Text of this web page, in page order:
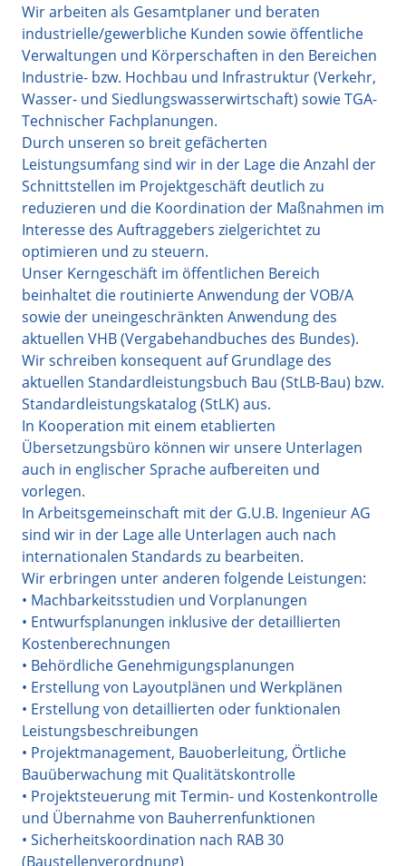
Wir arbeiten als Gesamtplaner und beraten
industrielle/gewerbliche Kunden sowie öffentliche
Verwaltungen und Körperschaften in den Bereichen
Industrie- bzw. Hochbau und Infrastruktur (Verkehr,
Wasser- und Siedlungswasserwirtschaft) sowie TGA-
Technischer Fachplanungen.
Durch unseren so breit gefächerten
Leistungsumfang sind wir in der Lage die Anzahl der
Schnittstellen im Projektgeschäft deutlich zu
reduzieren und die Koordination der Maßnahmen im
Interesse des Auftraggebers zielgerichtet zu
optimieren und zu steuern.
Unser Kerngeschäft im öffentlichen Bereich
beinhaltet die routinierte Anwendung der VOB/A
sowie der uneingeschränkten Anwendung des
aktuellen VHB (Vergabehandbuches des Bundes).
Wir schreiben konsequent auf Grundlage des
aktuellen Standardleistungsbuch Bau (StLB-Bau) bzw.
Standardleistungskatalog (StLK) aus.
In Kooperation mit einem etablierten
Übersetzungsbüro können wir unsere Unterlagen
auch in englischer Sprache aufbereiten und
vorlegen.
In Arbeitsgemeinschaft mit der G.U.B. Ingenieur AG
sind wir in der Lage alle Unterlagen auch nach
internationalen Standards zu bearbeiten.
Wir erbringen unter anderen folgende Leistungen:
• Machbarkeitsstudien und Vorplanungen
• Entwurfsplanungen inklusive der detaillierten
Kostenberechnungen
• Behördliche Genehmigungsplanungen
• Erstellung von Layoutplänen und Werkplänen
• Erstellung von detaillierten oder funktionalen
Leistungsbeschreibungen
• Projektmanagement, Bauoberleitung, Örtliche
Bauüberwachung mit Qualitätskontrolle
• Projektsteuerung mit Termin- und Kostenkontrolle
und Übernahme von Bauherrenfunktionen
• Sicherheitskoordination nach RAB 30
(Baustellenverordnung)